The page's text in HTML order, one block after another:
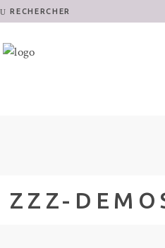
RECHERCHER
ZZZ-